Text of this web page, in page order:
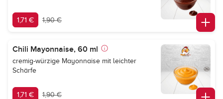
1,71 € 1,90 €
Chili Mayonnaise, 60 ml
cremig-würzige Mayonnaise mit leichter
Schärfe
1,71 € 1,90 €